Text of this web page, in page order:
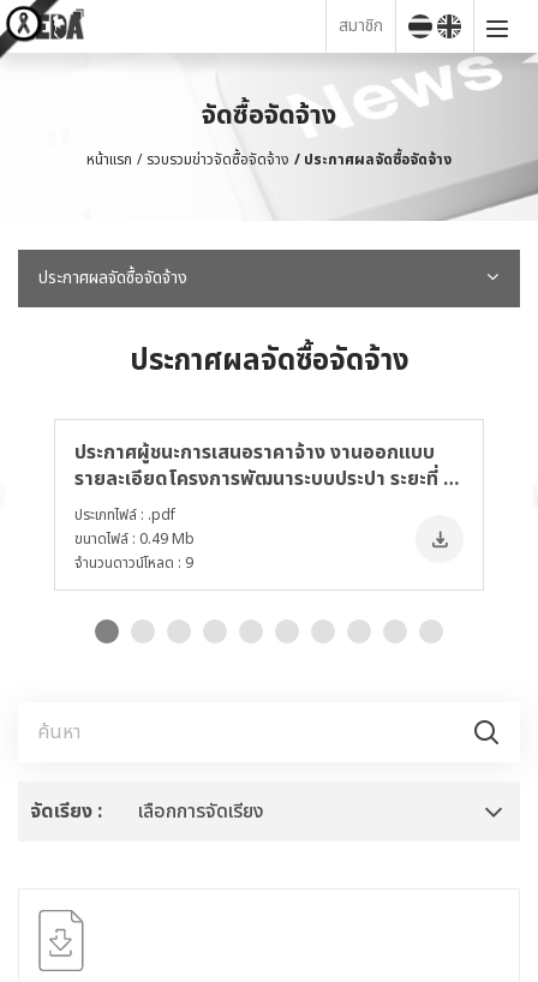
สมาชิก
จัดซื้อจัดจ้าง
หน้าแรก รวบรวมข่าวจัดซื้อจัดจ้าง ประกาศผลจัดซื้อจัดจ้าง
ประกาศผลจัดซื้อจัดจ้าง
ประกาศผลจัดซื้อจัดจ้าง
ประกาศผู้ชนะการเสนอราคาจ้าง งานออกแบบ
รายละเอียดโครงการพัฒนาระบบประปา ระยะที่ 2
ใน สปป.ลาว โดยวิธีคัดเลือก
ประเภทไฟล์ : .pdf
ขนาดไฟล์ : 0.49 Mb
จำนวนดาวน์โหลด : 9
จัดเรียง : เลือกการจัดเรียง